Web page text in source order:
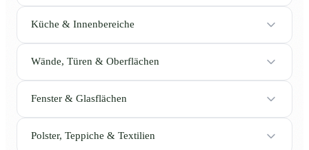
Küche & Innenbereiche
Wände, Türen & Oberflächen
Fenster & Glasflächen
Polster, Teppiche & Textilien